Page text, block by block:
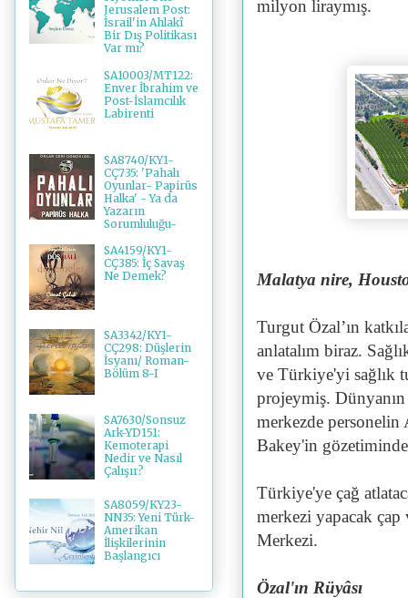
milyon liraymış.
Malatya nire,
Turgut Özal’ın
anlatalım biraz.
ve Türkiye'yi sağlık
projeymiş.
merkezde personelin
Bakey'in
Türkiye'ye çağ
merkezi yapacak
Merkezi.
Özal'ın Rüyâsı
Jerusalem Post:
İsrail'in Ahlakî
Bir Dış Politikası
Var mı?
SA10003/MT122:
Enver İbrahim ve
Post-İslamcılık
Labirenti
SA8740/KY1-
CÇ735: 'Pahalı
Oyunlar- Papirüs
Halka' - Ya da
Yazarın
Sorumluluğu-
SA4159/KY1-
CÇ385: İç Savaş
Ne Demek?
SA3342/KY1-
CÇ298: Düşlerin
İsyanı/ Roman-
Bölüm 8-I
SA7630/Sonsuz
Ark-YD151:
Kemoterapi
Nedir ve Nasıl
Çalışır?
SA8059/KY23-
NN35: Yeni Türk-
Amerikan
İlişkilerinin
Başlangıcı